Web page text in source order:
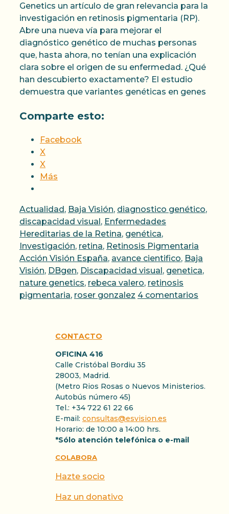
Genetics un artículo de gran relevancia para la
investigación en retinosis pigmentaria (RP).
Abre una nueva vía para mejorar el
diagnóstico genético de muchas personas
que, hasta ahora, no tenían una explicación
clara sobre el origen de su enfermedad. ¿Qué
han descubierto exactamente? El estudio
demuestra que variantes genéticas en genes
Comparte esto:
Facebook
X
X
Más
Categorías
Actualidad, Baja Visión, diagnostico genético,
discapacidad visual, Enfermedades
Hereditarias de la Retina, genética,
Investigación, retina, Retinosis Pigmentaria
Acción Visión España, avance cientifico, Baja
Visión, DBgen, Discapacidad visual, genetica,
nature genetics, rebeca valero, retinosis
pigmentaria, roser gonzalez 4 comentarios
CONTACTO
OFICINA 416
Calle Cristóbal Bordiu 35
28003, Madrid.
(Metro Rios Rosas o Nuevos Ministerios.
Autobús número 45)
Tel.: +34 722 61 22 66
E-mail: consultas@esvision.es
Horario: de 10:00 a 14:00 hrs.
*Sólo atención telefónica o e-mail
COLABORA
Hazte socio
Haz un donativo